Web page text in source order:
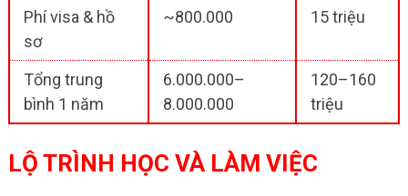
Phí visa & hồ
sơ
~800.000 15 triệu
Tổng trung
bình 1 năm
6.000.000–
8.000.000
120–160
triệu
LỘ TRÌNH HỌC VÀ LÀM VIỆC